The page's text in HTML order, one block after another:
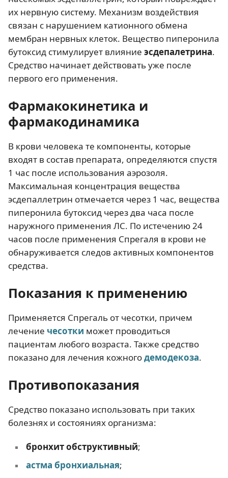
их нервную систему. Механизм воздействия
связан с нарушением катионного обмена
мембран нервных клеток. Вещество пиперонила
бутоксид стимулирует влияние эсдепалетрина.
Средство начинает действовать уже после
первого его применения.
Фармакокинетика и
фармакодинамика
В крови человека те компоненты, которые
входят в состав препарата, определяются спустя
1 час после использования аэрозоля.
Максимальная концентрация вещества
эсдепаллетрин отмечается через 1 час, вещества
пиперонила бутоксид через два часа после
наружного применения ЛС. По истечению 24
часов после применения Спрегаля в крови не
обнаруживается следов активных компонентов
средства.
Показания к применению
Применяется Спрегаль от чесотки, причем
лечение чесотки может проводиться
пациентам любого возраста. Также средство
показано для лечения кожногодемодекоза.
Противопоказания
Средство показано использовать при таких
болезнях и состояниях организма:
бронхит обструктивный;
астма бронхиальная;